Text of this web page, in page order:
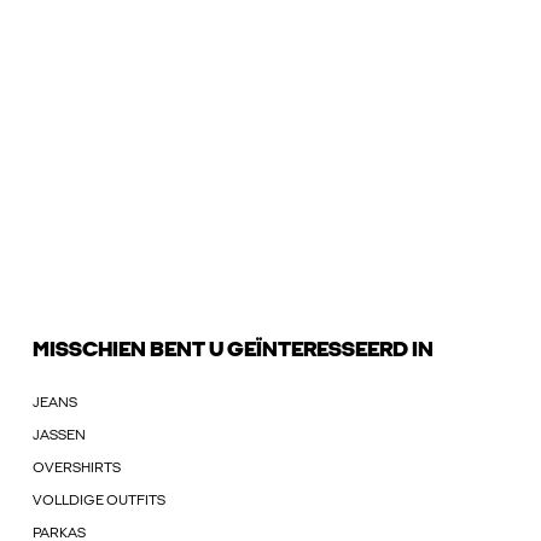
MISSCHIEN BENT U GEÏNTERESSEERD IN
JEANS
JASSEN
OVERSHIRTS
VOLLDIGE OUTFITS
PARKAS